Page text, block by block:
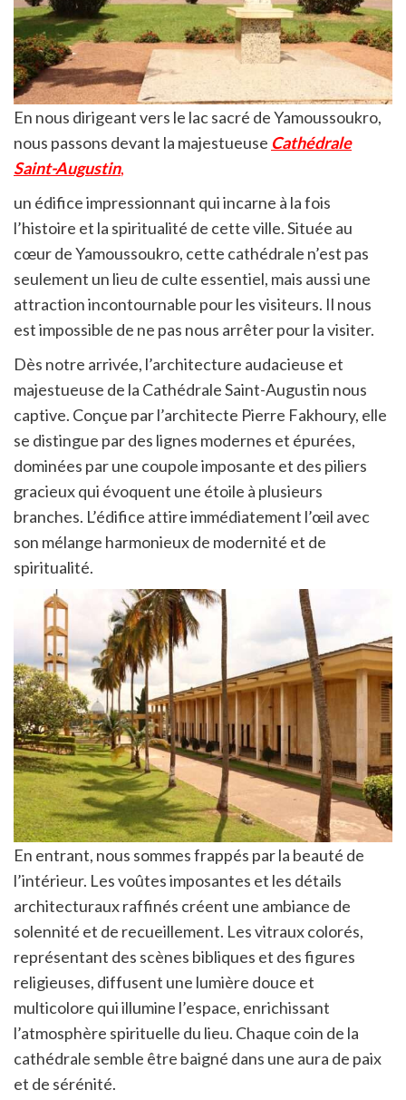
En nous dirigeant vers le lac sacré de Yamoussoukro,
nous passons devant la majestueuse Cathédrale
Saint-Augustin,
un édifice impressionnant qui incarne à la fois
l’histoire et la spiritualité de cette ville. Située au
cœur de Yamoussoukro, cette cathédrale n’est pas
seulement un lieu de culte essentiel, mais aussi une
attraction incontournable pour les visiteurs. Il nous
est impossible de ne pas nous arrêter pour la visiter.
Dès notre arrivée, l’architecture audacieuse et
majestueuse de la Cathédrale Saint-Augustin nous
captive. Conçue par l’architecte Pierre Fakhoury, elle
se distingue par des lignes modernes et épurées,
dominées par une coupole imposante et des piliers
gracieux qui évoquent une étoile à plusieurs
branches. L’édifice attire immédiatement l’œil avec
son mélange harmonieux de modernité et de
spiritualité.
En entrant, nous sommes frappés par la beauté de
l’intérieur. Les voûtes imposantes et les détails
architecturaux raffinés créent une ambiance de
solennité et de recueillement. Les vitraux colorés,
représentant des scènes bibliques et des figures
religieuses, diffusent une lumière douce et
multicolore qui illumine l’espace, enrichissant
l’atmosphère spirituelle du lieu. Chaque coin de la
cathédrale semble être baigné dans une aura de paix
et de sérénité.